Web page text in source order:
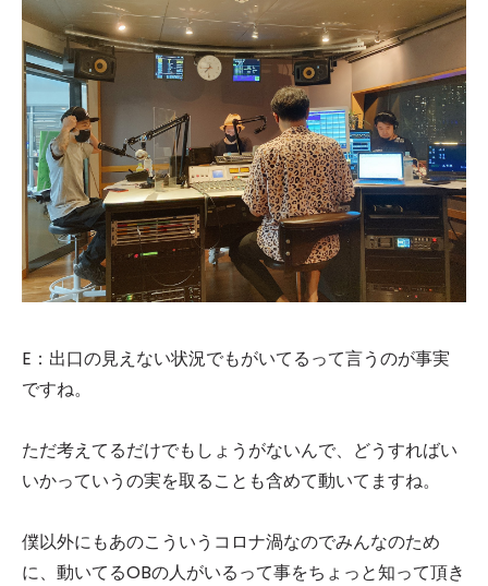
E：出口の見えない状況でもがいてるって言うのが事実
ですね。
ただ考えてるだけでもしょうがないんで、どうすればい
いかっていうの実を取ることも含めて動いてますね。
僕以外にもあのこういうコロナ渦なのでみんなのため
に、動いてるOBの人がいるって事をちょっと知って頂き